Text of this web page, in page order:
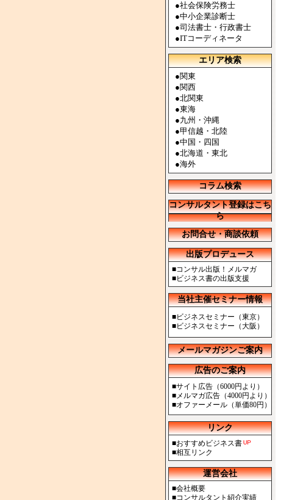
●社会保険労務士
●中小企業診断士
●司法書士・行政書士
●ITコーディネータ
エリア検索
●関東
●関西
●北関東
●東海
●九州・沖縄
●甲信越・北陸
●中国・四国
●北海道・東北
●海外
コラム検索
コンサルタント登録はこち
ら
お問合せ・商談依頼
出版プロデュース
■コンサル出版！メルマガ
■ビジネス書の出版支援
当社主催セミナー情報
■ビジネスセミナー（東京）
■ビジネスセミナー（大阪）
メールマガジンご案内
広告のご案内
■サイト広告（6000円より）
■メルマガ広告（4000円より）
■オファーメール（単価80円）
リンク
■おすすめビジネス書
■相互リンク
運営会社
■会社概要
■コンサルタント紹介実績